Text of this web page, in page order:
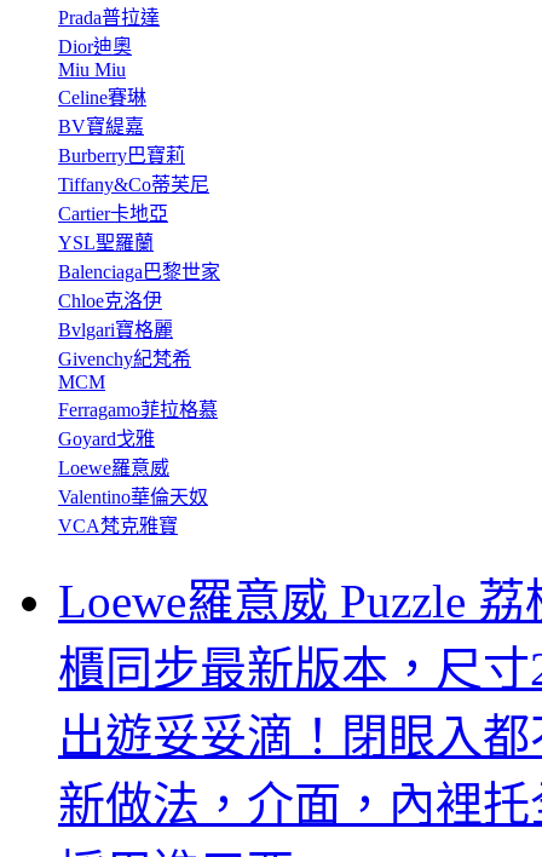
Prada普拉達
Dior迪奧
Miu Miu
Celine賽琳
BV寶緹嘉
Burberry巴寶莉
Tiffany&Co蒂芙尼
Cartier卡地亞
YSL聖羅蘭
Balenciaga巴黎世家
Chloe克洛伊
Bvlgari寶格麗
Givenchy紀梵希
MCM
Ferragamo菲拉格慕
Goyard戈雅
Loewe羅意威
Valentino華倫天奴
VCA梵克雅寶
Loewe羅意威 Puzzle
櫃同步最新版本，尺
出遊妥妥滴！閉眼入
新做法，介面，內裡